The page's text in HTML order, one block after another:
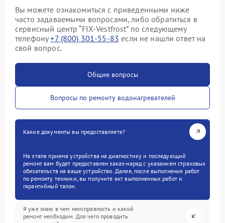
Вы можете ознакомиться с приведенными ниже
часто задаваемыми вопросами, либо обратиться в
сервисный центр “FIX-Vestfrost” по следующему
телефону+7 (800) 301-55-83 если не нашли ответ на
свой вопрос.
Общие вопросы
Вопросы по ремонту водонагревателей
Какие документы вы предоставляете?
На этапе приема устройства на диагностику и последующий
ремонт вам будет предоставлен заказ-наряд с указанием страховых
обязательств на ваше устройство. Далее, после выполнения работ
по ремонту техники, вы получите акт выполненных работ и
гарантийный талон.
Я уже знаю в чем неисправность и какой
ремонт необходим. Для чего проводить